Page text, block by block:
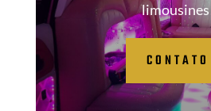
CONTATO